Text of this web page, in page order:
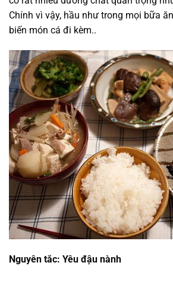
Chính vì vậy, hầu như trong mọi bữa
biến món cá đi kèm..
Nguyên tắc: Yêu đậu nành